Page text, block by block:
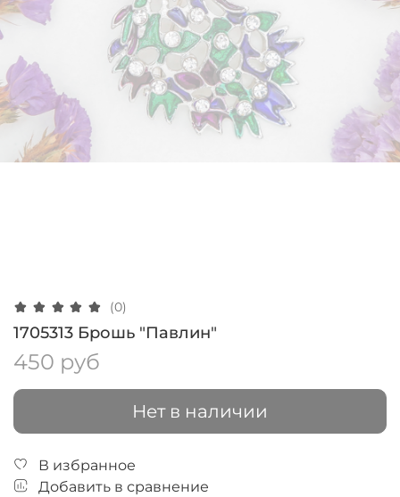
(0)
1705313 Брошь "Павлин"
450 руб
Нет в наличии
В избранное
Добавить в сравнение